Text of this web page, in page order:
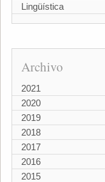
Lingüística
Archivo
2021
2020
2019
2018
2017
2016
2015